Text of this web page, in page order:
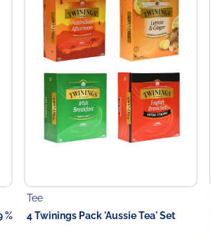
%
Tee
4 Twinings Pack 'Aussie Tea' Set